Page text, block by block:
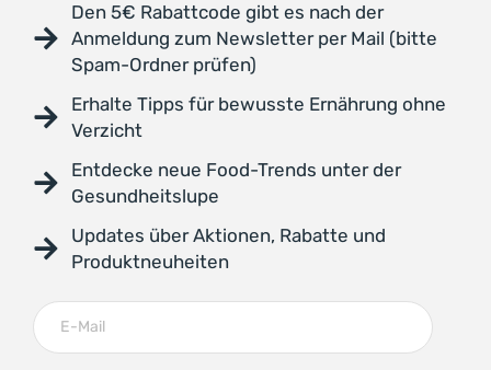
Den 5€ Rabattcode gibt es nach der
Anmeldung zum Newsletter per Mail (bitte
Spam-Ordner prüfen)
Erhalte Tipps für bewusste Ernährung ohne
Verzicht
Entdecke neue Food-Trends unter der
Gesundheitslupe
Updates über Aktionen, Rabatte und
Produktneuheiten